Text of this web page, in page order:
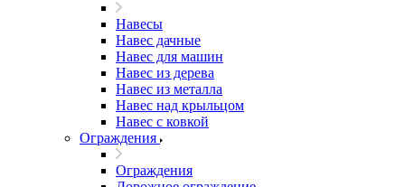
Навесы
Навес дачные
Навес для машин
Навес из дерева
Навес из металла
Навес над крыльцом
Навес с ковкой
Ограждения
Ограждения